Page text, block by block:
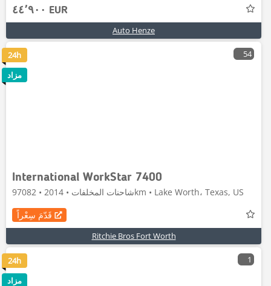
٤٤٬٩٠٠ EUR
Auto Henze
54
International WorkStar 7400
شاحنات المخلفات • 2014 • 97082km • Lake Worth، Texas, US
قَدّمَ سِعْراً
Ritchie Bros Fort Worth
24h
مزاد
1
24h
مزاد